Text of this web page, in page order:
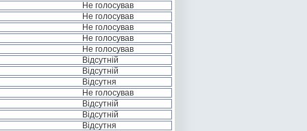
Не голосував
Не голосував
Не голосував
Не голосував
Не голосував
Відсутній
Відсутній
Відсутня
Не голосував
Відсутній
Відсутній
Відсутня